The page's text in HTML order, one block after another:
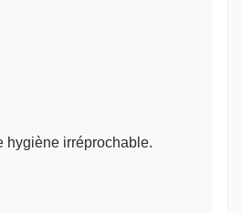
hygiène irréprochable.